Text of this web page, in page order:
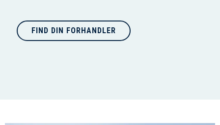
FIND DIN FORHANDLER